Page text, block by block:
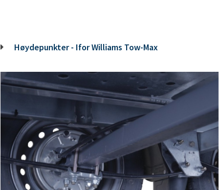
Høydepunkter - Ifor Williams Tow-Max